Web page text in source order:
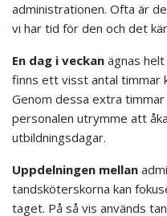
administrationen. Ofta är
vi har tid för den och det
En dag i veckan ägnas
finns ett visst antal timmar
Genom dessa extra
personalen utrymme att
utbildningsdagar.
Uppdelningen mellan
tandsköterskorna kan
taget. På så vis används